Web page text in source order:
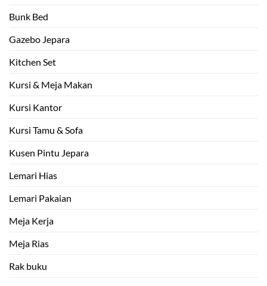
Bunk Bed
Gazebo Jepara
Kitchen Set
Kursi & Meja Makan
Kursi Kantor
Kursi Tamu & Sofa
Kusen Pintu Jepara
Lemari Hias
Lemari Pakaian
Meja Kerja
Meja Rias
Rak buku